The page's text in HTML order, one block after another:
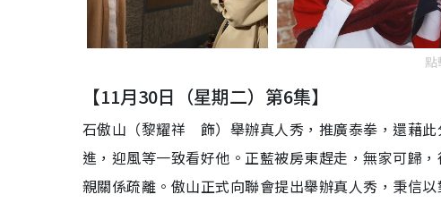
【11月30日（星期二）第6集】
石傲山（黎耀祥 飾）舉辦真人秀，推廣泰拳，還藉
進，迎風等一致看好他。正藍被房東趕走，無家可歸
親關係疏離。傲山正式向聯會提出舉辦真人秀，秉信